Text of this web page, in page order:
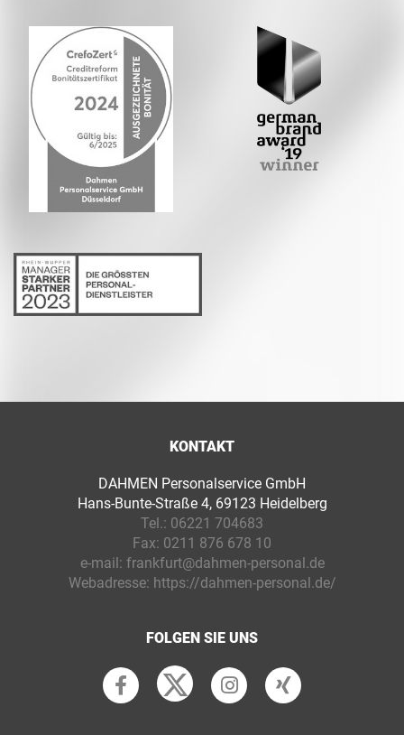
KONTAKT
DAHMEN Personalservice GmbH
Hans-Bunte-Straße 4, 69123 Heidelberg
Tel.: 06221 704683
Fax: 0211 876 678 10
e-mail: frankfurt@dahmen-personal.de
Webadresse: https://dahmen-personal.de/
FOLGEN SIE UNS